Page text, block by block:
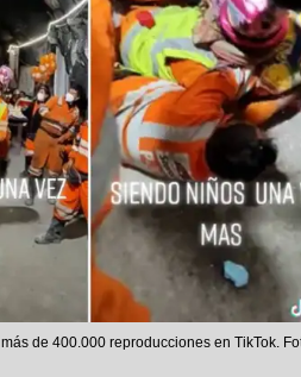
de 400.000 reproducciones en TikTok.